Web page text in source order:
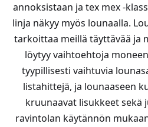
annoksistaan ja tex mex -
linja näkyy myös lounaalla.
tarkoittaa meillä täyttävää ja
löytyy vaihtoehtoja
tyypillisesti vaihtuvia
listahittejä, ja lounaaseen
kruunaavat lisukkeet sekä
ravintolan käytännön